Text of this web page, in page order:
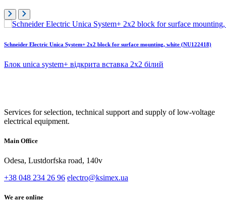
Schneider Electric Unica System+ 2x2 block for surface mounting, white (NU122418)
Блок unica system+ відкрита вставка 2х2 білий
Services for selection, technical support and supply of low-voltage
electrical equipment.
Main Office
Odesa, Lustdorfska road, 140v
+38 048 234 26 96 electro@ksimex.ua
We are online